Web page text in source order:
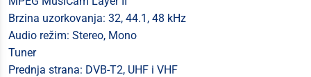
Brzina uzorkovanja: 32, 44.1, 48 kHz
Audio režim: Stereo, Mono
Tuner
Prednja strana: DVB-T2, UHF i VHF